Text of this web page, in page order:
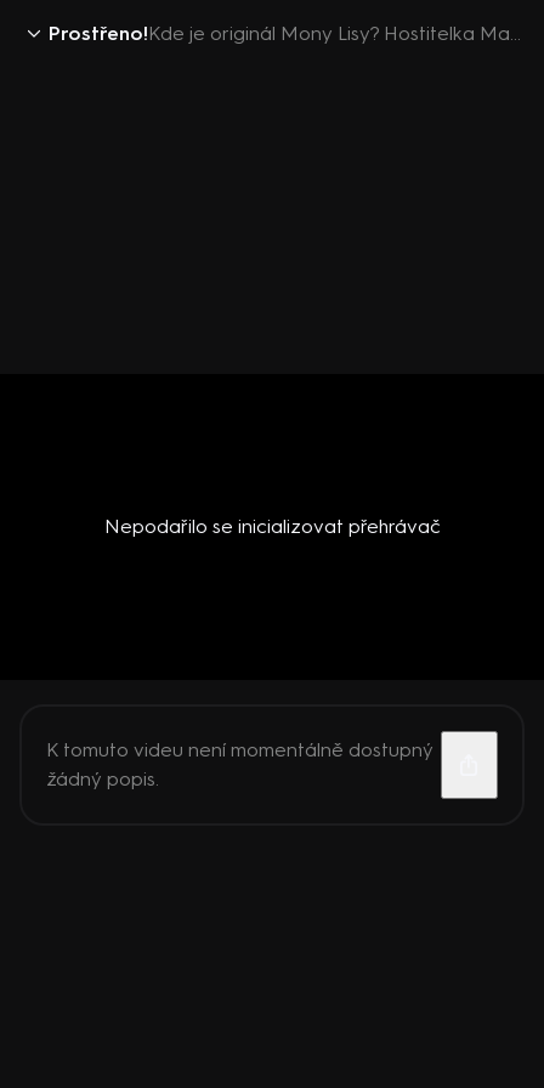
Prostřeno! Kde je originál Mony Lisy? Hostitelka Maruška tvrdí, že ho má doma její dcera!
Nepodařilo se inicializovat přehrávač
K tomuto videu není momentálně dostupný
žádný popis.